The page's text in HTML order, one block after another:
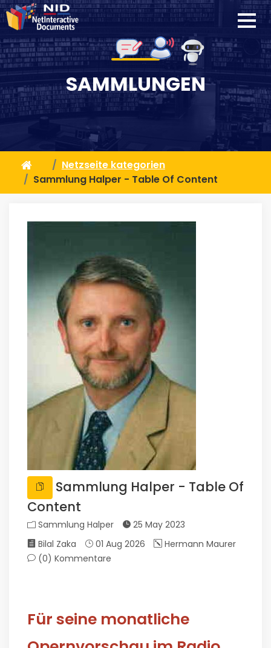
SAMMLUNGEN
Netzseite kategorien
Sammlung Halper - Table Of Content
Sammlung Halper - Table Of
Content
Sammlung Halper
25 May 2023
Bilal Zaka
01 Aug 2026
Hermann Maurer
(0) Kommentare
Für seine monatliche